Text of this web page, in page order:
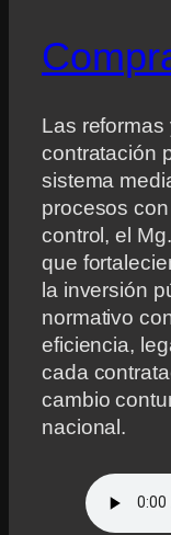
Las
contratación
sistema
procesos
control, el
que
la inversión
normativo
eficiencia,
cada
cambio
nacional.